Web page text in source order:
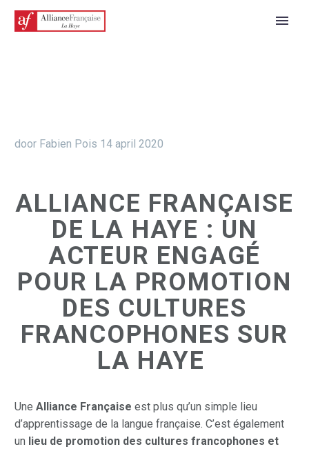
door Fabien Pois 14 april 2020
ALLIANCE FRANÇAISE
DE LA HAYE : UN
ACTEUR ENGAGÉ
POUR LA PROMOTION
DES CULTURES
FRANCOPHONES SUR
LA HAYE
Une Alliance Française est plus qu’un simple lieu
d’apprentissage de la langue française. C’est également
un lieu de promotion des cultures francophones et